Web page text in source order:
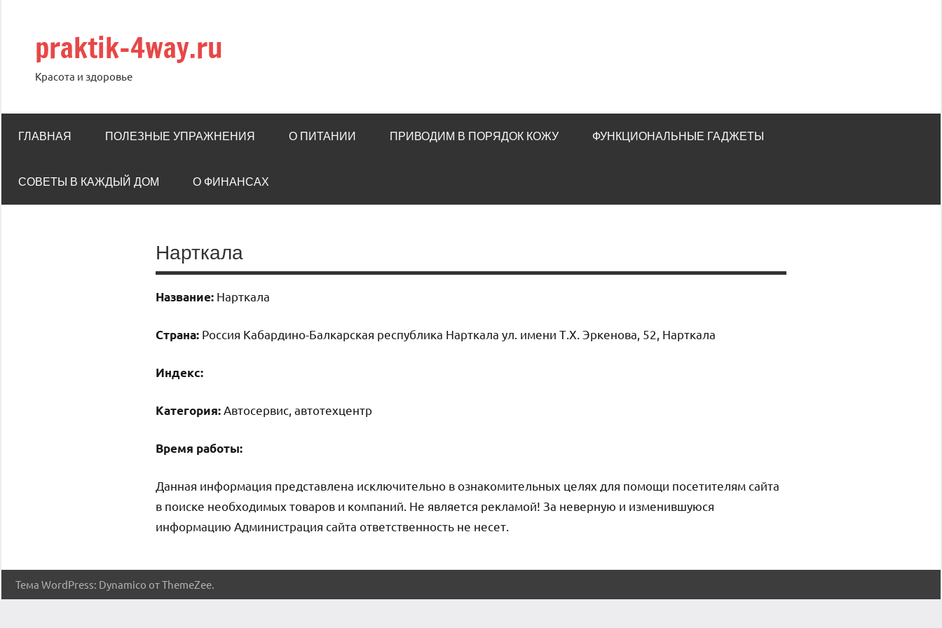
содержимому
praktik-4way.ru
Красота и здоровье
ГЛАВНАЯ ПОЛЕЗНЫЕ УПРАЖНЕНИЯ О ПИТАНИИ ПРИВОДИМ В ПОРЯДОК КОЖУ ФУНКЦИОНАЛЬНЫЕ ГАДЖЕТЫ
СОВЕТЫ В КАЖДЫЙ ДОМ О ФИНАНСАХ
Нарткала
Название: Нарткала
Страна: Россия Кабардино-Балкарская республика Нарткала ул. имени Т.Х. Эркенова, 52, Нарткала
Индекс:
Категория: Автосервис, автотехцентр
Время работы:
Данная информация представлена исключительно в ознакомительных целях для помощи посетителям сайта
в поиске необходимых товаров и компаний. Не является рекламой! За неверную и изменившуюся
информацию Администрация сайта ответственность не несет.
Тема WordPress: Dynamico от ThemeZee.